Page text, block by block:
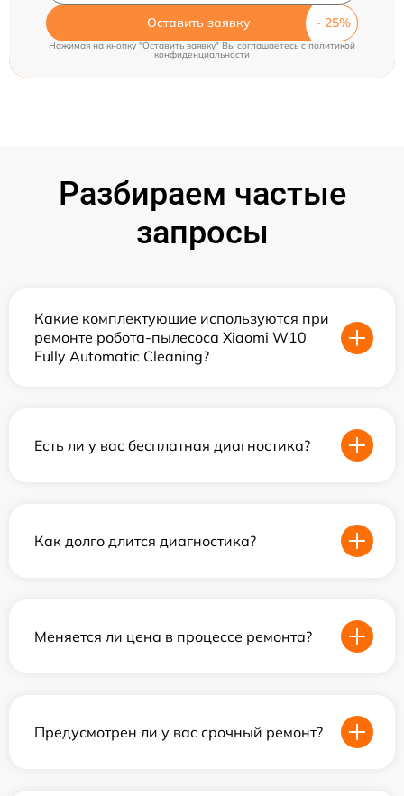
Оставить заявку
Нажимая на кнопку "Оставить заявку" Вы соглашаетесь cполитикой
конфиденциальности
Разбираем частые
запросы
Какие комплектующие используются при
ремонте робота-пылесоса Xiaomi W10
Fully Automatic Cleaning?
Есть ли у вас бесплатная диагностика?
Как долго длится диагностика?
Меняется ли цена в процессе ремонта?
Предусмотрен ли у вас срочный ремонт?